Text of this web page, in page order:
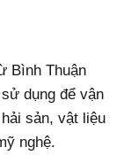
Bình Thuận
dụng để vận
sản, vật liệu
nghệ.